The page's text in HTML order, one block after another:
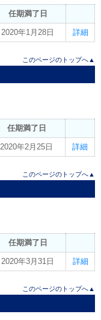
任期満了日
2020年1月28日 詳細
このページのトップへ▲
任期満了日
2020年2月25日 詳細
このページのトップへ▲
任期満了日
2020年3月31日 詳細
このページのトップへ▲